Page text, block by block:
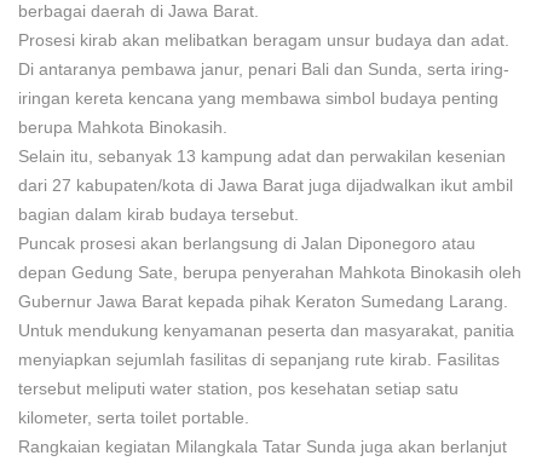
berbagai daerah di Jawa Barat.
Prosesi kirab akan melibatkan beragam unsur budaya dan adat.
Di antaranya pembawa janur, penari Bali dan Sunda, serta iring-
iringan kereta kencana yang membawa simbol budaya penting
berupa Mahkota Binokasih.
Selain itu, sebanyak 13 kampung adat dan perwakilan kesenian
dari 27 kabupaten/kota di Jawa Barat juga dijadwalkan ikut ambil
bagian dalam kirab budaya tersebut.
Puncak prosesi akan berlangsung di Jalan Diponegoro atau
depan Gedung Sate, berupa penyerahan Mahkota Binokasih oleh
Gubernur Jawa Barat kepada pihak Keraton Sumedang Larang.
Untuk mendukung kenyamanan peserta dan masyarakat, panitia
menyiapkan sejumlah fasilitas di sepanjang rute kirab. Fasilitas
tersebut meliputi water station, pos kesehatan setiap satu
kilometer, serta toilet portable.
Rangkaian kegiatan Milangkala Tatar Sunda juga akan berlanjut